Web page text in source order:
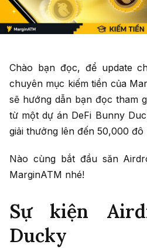
Chào bạn đọc, để update
chuyên mục kiếm tiền của
sẽ hướng dẫn bạn đọc tham
từ một dự án DeFi Bunny
giải thưởng lên đến 50,000 đô
Nào cùng bắt đầu săn
MarginATM nhé!
Sự kiện
Ducky